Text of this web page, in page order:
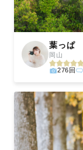
葉っぱ
岡山
276回